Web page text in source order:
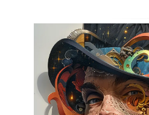
Para agências